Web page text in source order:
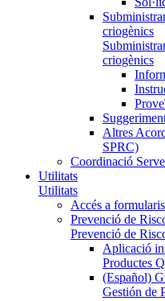
criogènics
criogènics
Altres
SPRC)
Coordinació
Utilitats
Utilitats
Accés a
Prevenció de
Prevenció de
Aplicació
Productes
(Español)
Gestión de